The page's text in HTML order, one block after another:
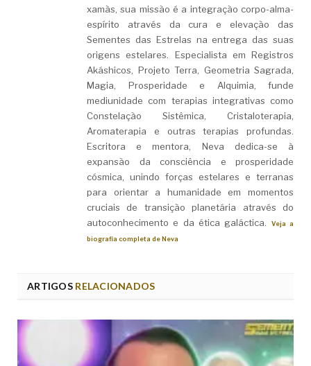
xamãs, sua missão é a integração corpo-alma-
espírito através da cura e elevação das
Sementes das Estrelas na entrega das suas
origens estelares. Especialista em Registros
Akáshicos, Projeto Terra, Geometria Sagrada,
Magia, Prosperidade e Alquimia, funde
mediunidade com terapias integrativas como
Constelação Sistêmica, Cristaloterapia,
Aromaterapia e outras terapias profundas.
Escritora e mentora, Neva dedica-se à
expansão da consciência e prosperidade
cósmica, unindo forças estelares e terranas
para orientar a humanidade em momentos
cruciais de transição planetária através do
autoconhecimento e da ética galáctica.
Veja a
biografia completa de Neva
ARTIGOSRELACIONADOS